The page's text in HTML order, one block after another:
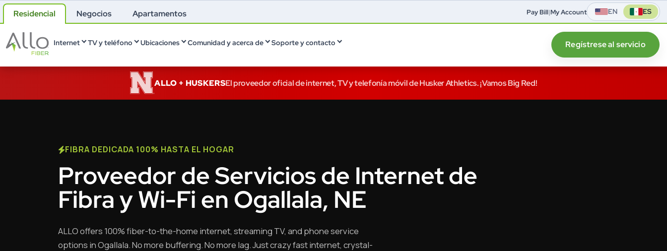
Residencial Negocios Apartamentos Pay Bill|My Account EN ES
Internet TV y teléfono Ubicaciones Comunidad y acerca de Soporte y contacto Regístrese al servicio
ALLO + HUSKERSEl proveedor oficial de internet, TV y telefonía móvil de Husker Athletics. ¡Vamos Big Red!
FIBRA DEDICADA 100% HASTA EL HOGAR
Proveedor de Servicios de Internet de
Fibra y Wi-Fi en Ogallala, NE
ALLO offers 100% fiber-to-the-home internet, streaming TV, and phone service
options in Ogallala. No more buffering. No more lag. Just crazy fast internet, crystal-